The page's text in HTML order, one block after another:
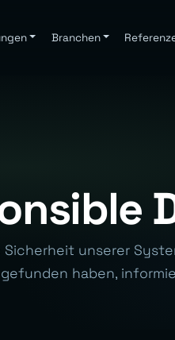
Branchen
Sicherheit unserer
haben,